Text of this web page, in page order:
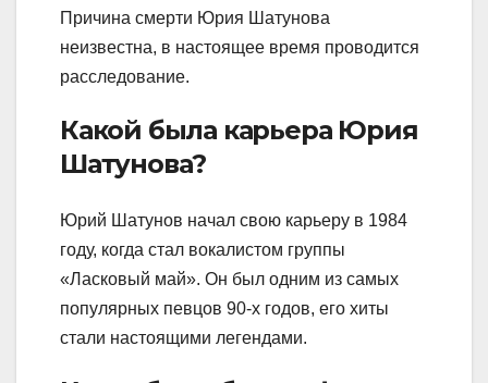
Причина смерти Юрия Шатунова
неизвестна, в настоящее время проводится
расследование.
Какой была карьера Юрия
Шатунова?
Юрий Шатунов начал свою карьеру в 1984
году, когда стал вокалистом группы
«Ласковый май». Он был одним из самых
популярных певцов 90-х годов, его хиты
стали настоящими легендами.